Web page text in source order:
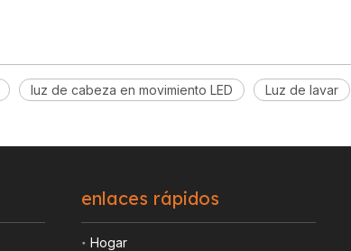
luz de cabeza en movimiento LED Luz de lavar
enlaces rápidos
Hogar